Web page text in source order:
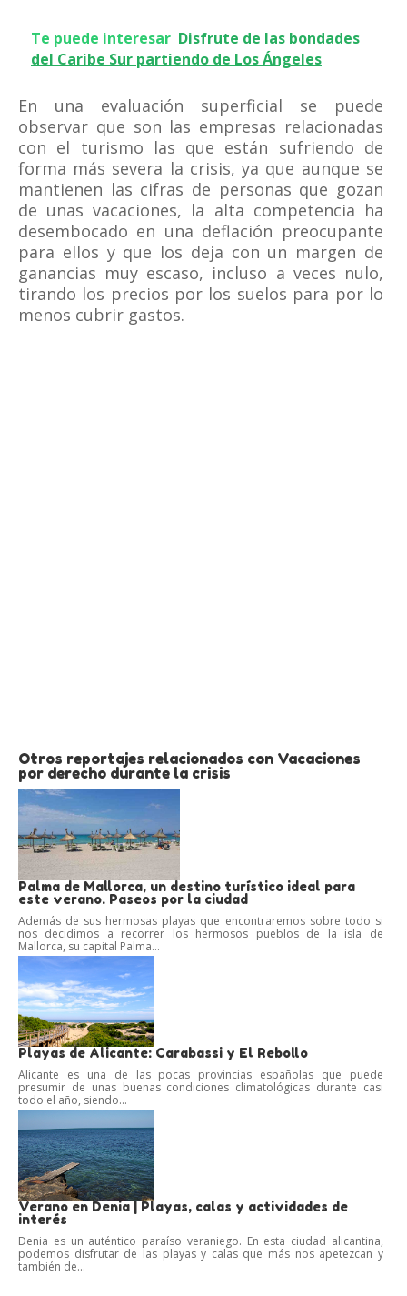
Te puede interesar Disfrute de las bondades
del Caribe Sur partiendo de Los Ángeles
En una evaluación superficial se puede
observar que son las empresas relacionadas
con el turismo las que están sufriendo de
forma más severa la crisis, ya que aunque se
mantienen las cifras de personas que gozan
de unas vacaciones, la alta competencia ha
desembocado en una deflación preocupante
para ellos y que los deja con un margen de
ganancias muy escaso, incluso a veces nulo,
tirando los precios por los suelos para por lo
menos cubrir gastos.
Otros reportajes relacionados con Vacaciones
por derecho durante la crisis
Palma de Mallorca, un destino turístico ideal para
este verano. Paseos por la ciudad
Además de sus hermosas playas que encontraremos sobre todo si
nos decidimos a recorrer los hermosos pueblos de la isla de
Mallorca, su capital Palma...
Playas de Alicante: Carabassi y El Rebollo
Alicante es una de las pocas provincias españolas que puede
presumir de unas buenas condiciones climatológicas durante casi
todo el año, siendo...
Verano en Denia | Playas, calas y actividades de
interés
Denia es un auténtico paraíso veraniego. En esta ciudad alicantina,
podemos disfrutar de las playas y calas que más nos apetezcan y
también de...